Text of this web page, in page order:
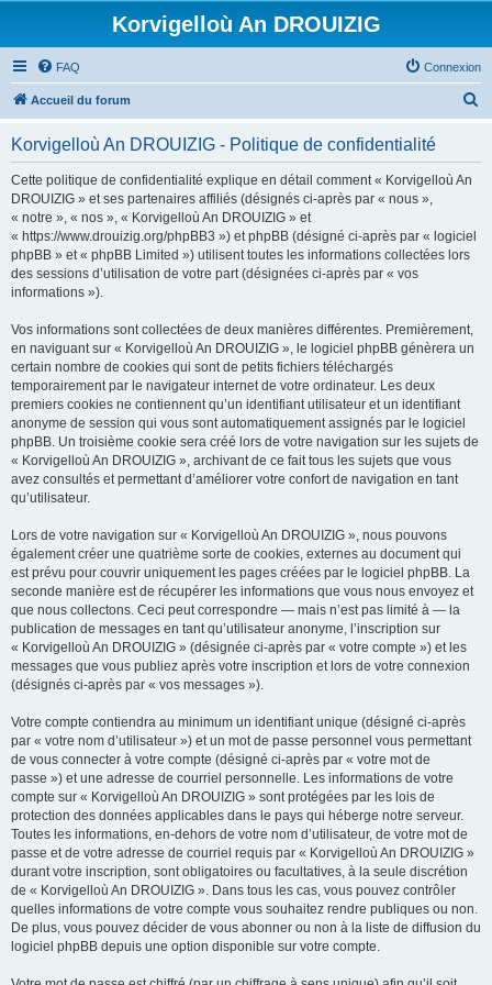
Korvigelloù An DROUIZIG
FAQ Connexion
Accueil du forum
Korvigelloù An DROUIZIG - Politique de confidentialité
Cette politique de confidentialité explique en détail comment « Korvigelloù An
DROUIZIG » et ses partenaires affiliés (désignés ci-après par « nous »,
« notre », « nos », « Korvigelloù An DROUIZIG » et
« https://www.drouizig.org/phpBB3 ») et phpBB (désigné ci-après par « logiciel
phpBB » et « phpBB Limited ») utilisent toutes les informations collectées lors
des sessions d’utilisation de votre part (désignées ci-après par « vos
informations »).
Vos informations sont collectées de deux manières différentes. Premièrement,
en naviguant sur « Korvigelloù An DROUIZIG », le logiciel phpBB génèrera un
certain nombre de cookies qui sont de petits fichiers téléchargés
temporairement par le navigateur internet de votre ordinateur. Les deux
premiers cookies ne contiennent qu’un identifiant utilisateur et un identifiant
anonyme de session qui vous sont automatiquement assignés par le logiciel
phpBB. Un troisième cookie sera créé lors de votre navigation sur les sujets de
« Korvigelloù An DROUIZIG », archivant de ce fait tous les sujets que vous
avez consultés et permettant d’améliorer votre confort de navigation en tant
qu’utilisateur.
Lors de votre navigation sur « Korvigelloù An DROUIZIG », nous pouvons
également créer une quatrième sorte de cookies, externes au document qui
est prévu pour couvrir uniquement les pages créées par le logiciel phpBB. La
seconde manière est de récupérer les informations que vous nous envoyez et
que nous collectons. Ceci peut correspondre — mais n’est pas limité à — la
publication de messages en tant qu’utilisateur anonyme, l’inscription sur
« Korvigelloù An DROUIZIG » (désignée ci-après par « votre compte ») et les
messages que vous publiez après votre inscription et lors de votre connexion
(désignés ci-après par « vos messages »).
Votre compte contiendra au minimum un identifiant unique (désigné ci-après
par « votre nom d’utilisateur ») et un mot de passe personnel vous permettant
de vous connecter à votre compte (désigné ci-après par « votre mot de
passe ») et une adresse de courriel personnelle. Les informations de votre
compte sur « Korvigelloù An DROUIZIG » sont protégées par les lois de
protection des données applicables dans le pays qui héberge notre serveur.
Toutes les informations, en-dehors de votre nom d’utilisateur, de votre mot de
passe et de votre adresse de courriel requis par « Korvigelloù An DROUIZIG »
durant votre inscription, sont obligatoires ou facultatives, à la seule discrétion
de « Korvigelloù An DROUIZIG ». Dans tous les cas, vous pouvez contrôler
quelles informations de votre compte vous souhaitez rendre publiques ou non.
De plus, vous pouvez décider de vous abonner ou non à la liste de diffusion du
logiciel phpBB depuis une option disponible sur votre compte.